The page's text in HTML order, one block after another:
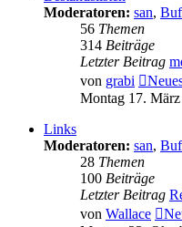
Moderatoren: san,
56 Themen
314 Beiträge
Letzter Beitrag
von grabi
Montag 17.
Links
Moderatoren: san,
28 Themen
100 Beiträge
Letzter Beitrag
von Wallace